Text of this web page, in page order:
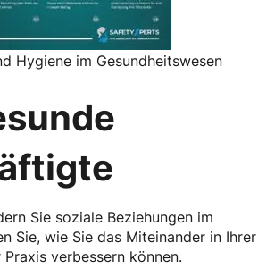
Hygiene im Gesundheitswesen
Sie soziale Beziehungen im
Sie, wie Sie das Miteinander in Ihrer
verbessern können.